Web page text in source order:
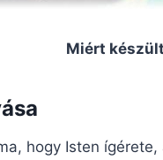
Miért
hogy Isten